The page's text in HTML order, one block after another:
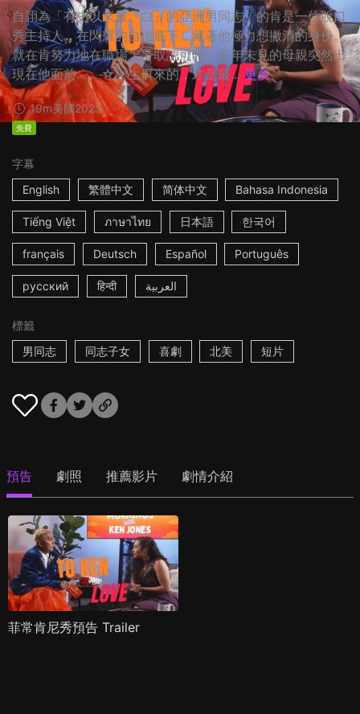
自詡為「有史以來最『白』的亞洲男同志」的肯是一位脫口
秀主持人，在閃耀的自信底下，藏著他極力想撇清的身份。
就在肯努力地在職場上爭取認可時，多年未見的母親突然出
現在他面前…… ☆與生俱來的，才是最... 更多
19m美國2023
免費
字幕
English
繁體中文 简体中文 Bahasa Indonesia
Tiếng Việt ภาษาไทย 日本語 한국어
français Deutsch Español Português
русский हिन्दी العربية
標籤
男同志
同志子女 喜劇 北美 短片
預告 劇照 推薦影片 劇情介紹
菲常肯尼秀預告 Trailer